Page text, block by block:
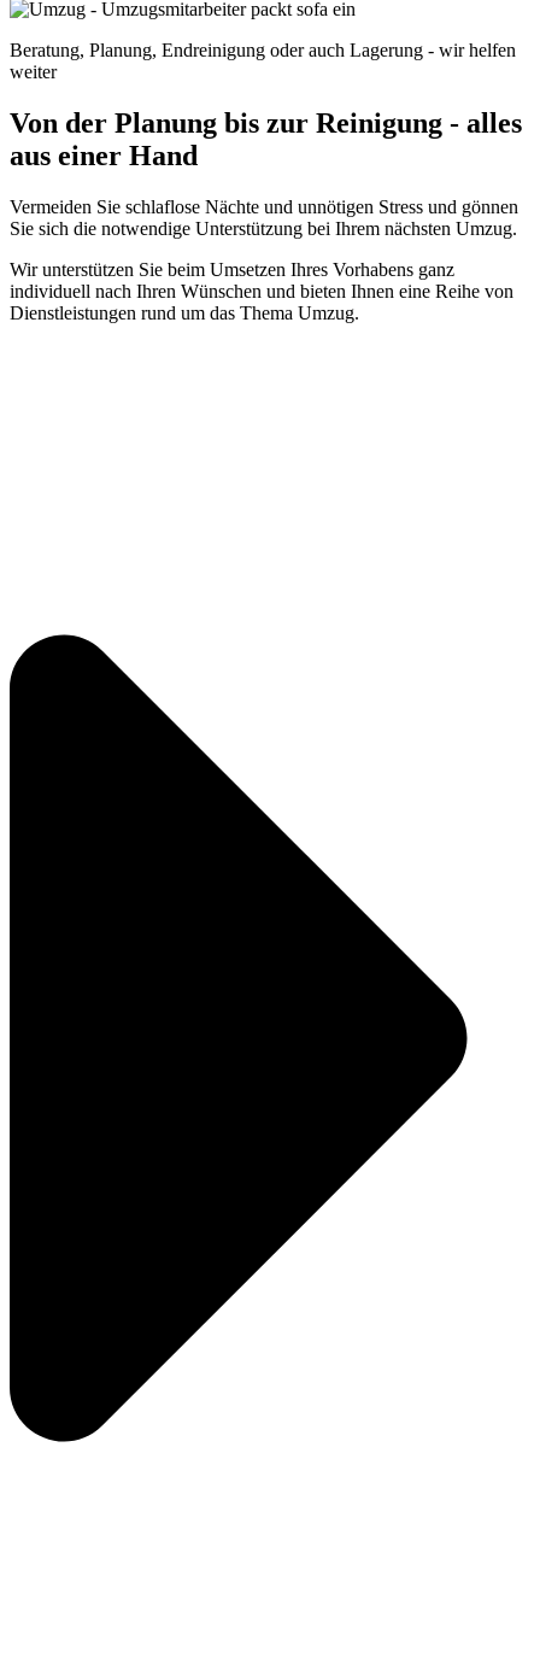
Beratung, Planung, Endreinigung oder auch Lagerung - wir helfen
weiter
Von der Planung bis zur Reinigung - alles
aus einer Hand
Vermeiden Sie schlaflose Nächte und unnötigen Stress und gönnen
Sie sich die notwendige Unterstützung bei Ihrem nächsten Umzug.
Wir unterstützen Sie beim Umsetzen Ihres Vorhabens ganz
individuell nach Ihren Wünschen und bieten Ihnen eine Reihe von
Dienstleistungen rund um das Thema Umzug.